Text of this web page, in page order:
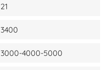
21
3400
3000-4000-5000